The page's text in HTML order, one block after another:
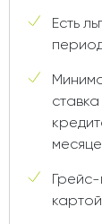
Есть
картой